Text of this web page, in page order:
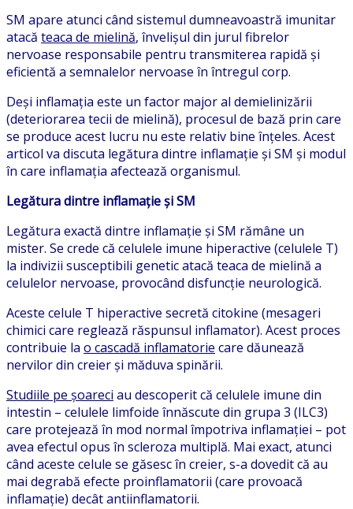
SM apare atunci când sistemul dumneavoastră imunitar
atacă teaca de mielină, învelișul din jurul fibrelor
nervoase responsabile pentru transmiterea rapidă și
eficientă a semnalelor nervoase în întregul corp.
Deși inflamația este un factor major al demielinizării
(deteriorarea tecii de mielină), procesul de bază prin care
se produce acest lucru nu este relativ bine înțeles. Acest
articol va discuta legătura dintre inflamație și SM și modul
în care inflamația afectează organismul.
Legătura dintre inflamație și SM
Legătura exactă dintre inflamație și SM rămâne un
mister. Se crede că celulele imune hiperactive (celulele T)
la indivizii susceptibili genetic atacă teaca de mielină a
celulelor nervoase, provocând disfuncție neurologică.
Aceste celule T hiperactive secretă citokine (mesageri
chimici care reglează răspunsul inflamator). Acest proces
contribuie la o cascadă inflamatorie care dăunează
nervilor din creier și măduva spinării.
Studiile pe șoareci au descoperit că celulele imune din
intestin – celulele limfoide înnăscute din grupa 3 (ILC3)
care protejează în mod normal împotriva inflamației – pot
avea efectul opus în scleroza multiplă. Mai exact, atunci
când aceste celule se găsesc în creier, s-a dovedit că au
mai degrabă efecte proinflamatorii (care provoacă
inflamație) decât antiinflamatorii.